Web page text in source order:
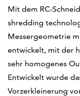
Mit dem RC-
shredding
Messergeometrie
entwickelt, mit der
sehr homogenes
Entwickelt wurde
Vorzerkleinerung